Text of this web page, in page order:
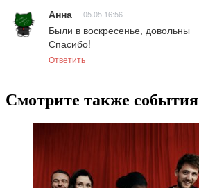
Анна 05.05 16:56
Были в воскресенье, довольны
Спасибо!
Ответить
Смотрите также события